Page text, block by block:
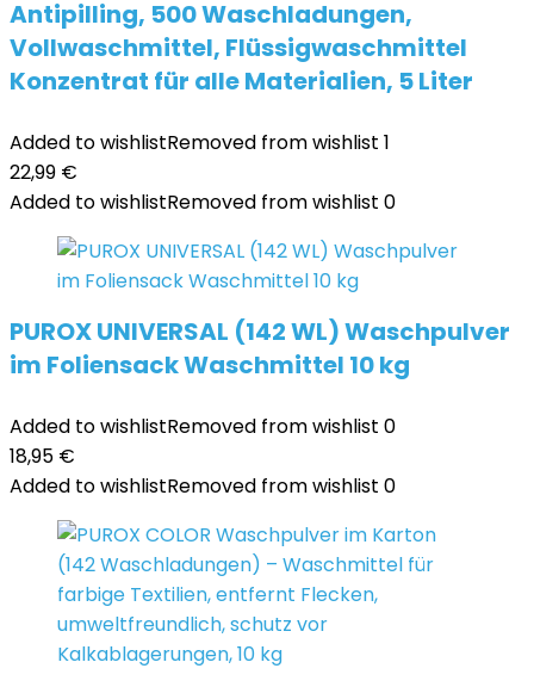
Antipilling, 500 Waschladungen,
Vollwaschmittel, Flüssigwaschmittel
Konzentrat für alle Materialien, 5 Liter
Added to wishlistRemoved from wishlist 1
22,99 €
Added to wishlistRemoved from wishlist 0
PUROX UNIVERSAL (142 WL) Waschpulver
im Foliensack Waschmittel 10 kg
Added to wishlistRemoved from wishlist 0
18,95 €
Added to wishlistRemoved from wishlist 0